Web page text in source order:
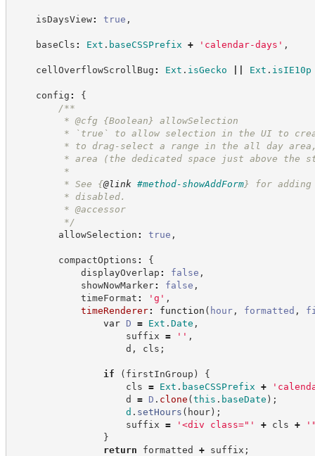
isDaysView: true ,
baseCls : Ext . baseCSSPrefix + ' calendar-days ' ,
cellOverflowScrollBug : Ext . isGecko Ext . isIE10p
config :
{
/**
* @cfg {Boolean}
allowSelection
* `true` to allow selection in the UI to create
* to drag-select a range in the all day area,
* area (the dedicated space just above the
*
* See {@link #method-showAddForm} for adding
* disabled.
* @accessor
*/
allowSelection : true ,
compactOptions :
{
displayOverlap : false ,
showNowMarker: false ,
timeFormat : ' g ' ,
timeRenderer: function ( hour, formatted ,
var
D = Ext . Date ,
suffix = ' ' ,
d , cls ;
if ( firstInGroup )
{
cls = Ext . baseCSSPrefix + '
d = D . clone (this . baseDate ) ;
d . setHours ( hour) ;
suffix = ' <div class=" ' + cls + '
}
return formatted + suffix ;